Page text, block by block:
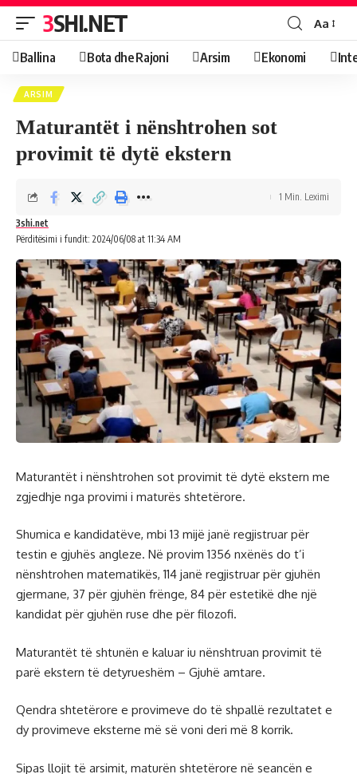
3SHI.NET Aa
Ballina Bota dhe Rajoni Arsim Ekonomi
ARSIM
Maturantët i nënshtrohen sot
provimit të dytë ekstern
Përditësimi i fundit: 2024/06/08 at 11:34 AM
3shi.net
1 Min. Leximi
Maturantët i nënshtrohen sot provimit të dytë ekstern me
zgjedhje nga provimi i maturës shtetërore.
Shumica e kandidatëve, mbi 13 mijë janë regjistruar për
testin e gjuhës angleze. Në provim 1356 nxënës do t’i
nënshtrohen matematikës, 114 janë regjistruar për gjuhën
gjermane, 37 për gjuhën frënge, 84 për estetikë dhe një
kandidat për gjuhën ruse dhe për filozofi.
Maturantët të shtunën e kaluar iu nënshtruan provimit të
parë ekstern të detyrueshëm – Gjuhë amtare.
Qendra shtetërore e provimeve do të shpallë rezultatet e
dy provimeve eksterne më së voni deri më 8 korrik.
Sipas llojit të arsimit, maturën shtetërore në seancën e